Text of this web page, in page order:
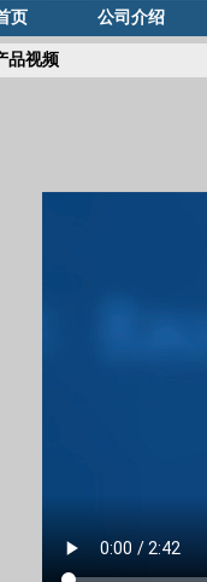
页 公司介绍
品视频